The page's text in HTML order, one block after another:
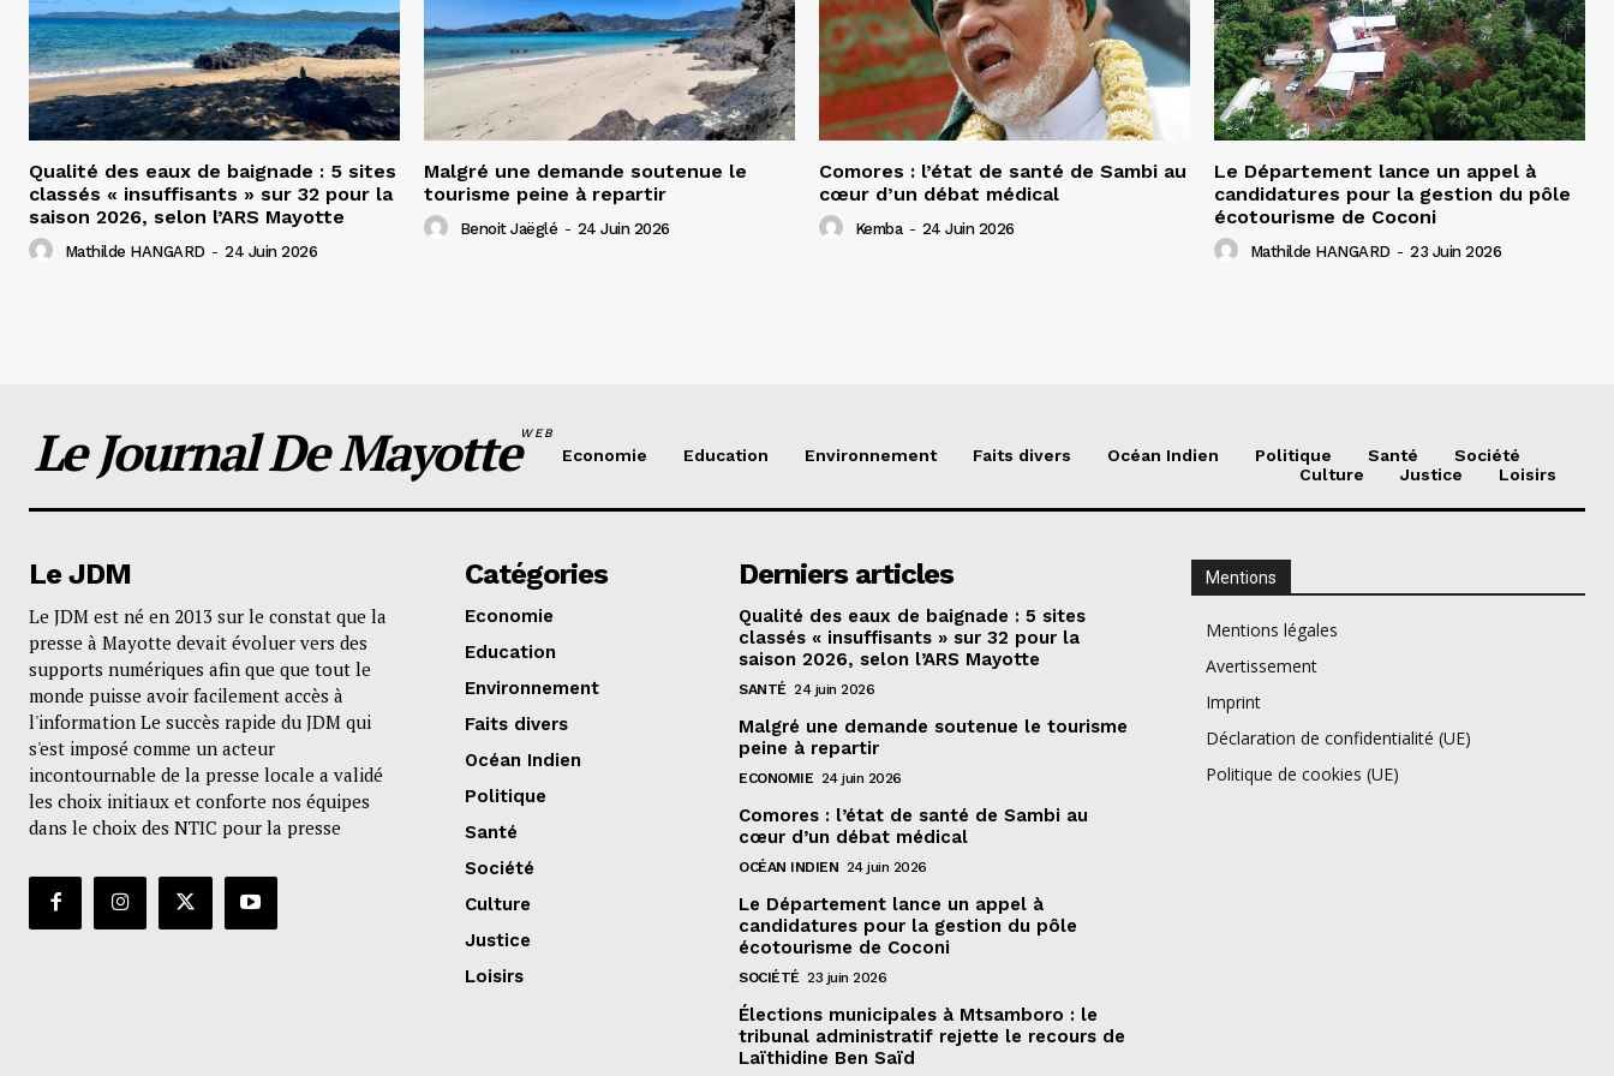
Qualité des eaux de baignade : 5 sites
classés « insuffisants » sur 32 pour la
saison 2026, selon l’ARS Mayotte
Mathilde HANGARD - 24 Juin 2026
Malgré une demande soutenue le
tourisme peine à repartir
Benoit Jaëglé - 24 Juin 2026
Comores : l’état de santé de Sambi au
cœur d’un débat médical
Kemba - 24 Juin 2026
Le Département lance un appel à
candidatures pour la gestion du pôle
écotourisme de Coconi
Mathilde HANGARD - 23 Juin 2026
Le Journal De MayotteWEB
Economie Education Environnement Faits divers Océan Indien Politique Santé
Société
Culture
Justice Loisirs
Le JDM
Le JDM est né en 2013 sur le constat que la
presse à Mayotte devait évoluer vers des
supports numériques afin que que tout le
monde puisse avoir facilement accès à
l'information Le succès rapide du JDM qui
s'est imposé comme un acteur
incontournable de la presse locale a validé
les choix initiaux et conforte nos équipes
dans le choix des NTIC pour la presse
Catégories
Economie
Education
Environnement
Faits divers
Océan Indien
Politique
Santé
Société
Culture
Justice
Loisirs
Derniers articles
Qualité des eaux de baignade : 5 sites
classés « insuffisants » sur 32 pour la
saison 2026, selon l’ARS Mayotte
SANTÉ 24 juin 2026
Malgré une demande soutenue le tourisme
peine à repartir
ECONOMIE 24 juin 2026
Comores : l’état de santé de Sambi au
cœur d’un débat médical
OCÉAN INDIEN 24 juin 2026
Le Département lance un appel à
candidatures pour la gestion du pôle
écotourisme de Coconi
SOCIÉTÉ 23 juin 2026
Élections municipales à Mtsamboro : le
tribunal administratif rejette le recours de
Laïthidine Ben Saïd
Mentions
Mentions légales
Avertissement
Imprint
Déclaration de confidentialité (UE)
Politique de cookies (UE)